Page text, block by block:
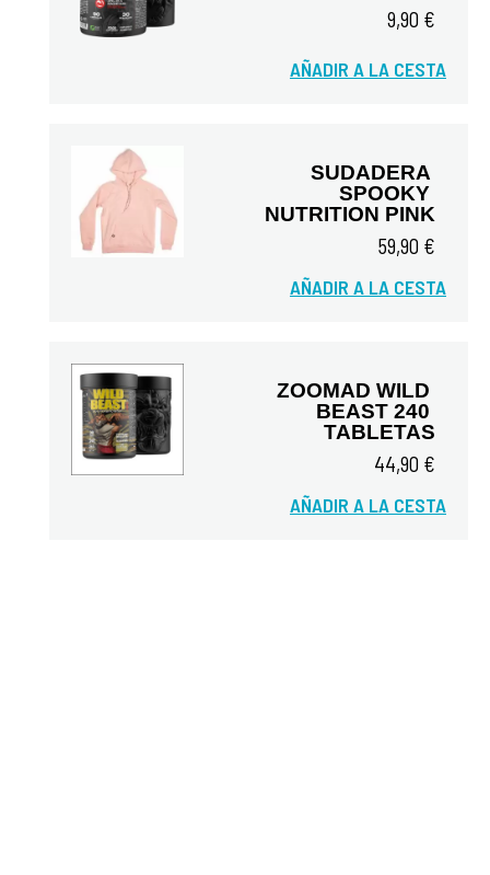
9,90 €
AÑADIR A LA CESTA
SUDADERA
SPOOKY
NUTRITION PINK
59,90 €
AÑADIR A LA CESTA
ZOOMAD WILD
BEAST 240
TABLETAS
44,90 €
AÑADIR A LA CESTA